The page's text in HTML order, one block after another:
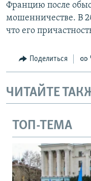
Францию после
мошенничестве. В
что его
Поделиться
ЧИТАЙТЕ
ТОП-ТЕМА